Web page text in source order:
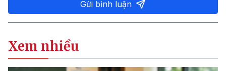
Gửi bình luận
Xem nhiều